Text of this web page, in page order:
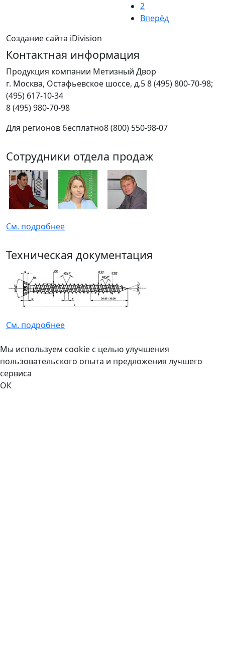
2
Вперёд
Создание сайта iDivision
Контактная информация
Продукция компании Метизный Двор
г. Москва, Остафьевское шоссе, д.58 (495) 800-70-98;
(495) 617-10-34
8 (495) 980-70-98
Для регионов бесплатно8 (800) 550-98-07
Сотрудники отдела продаж
См. подробнее
Техническая документация
См. подробнее
Мы используем cookie с целью улучшения
пользовательского опыта и предложения лучшего
сервиса
ОК